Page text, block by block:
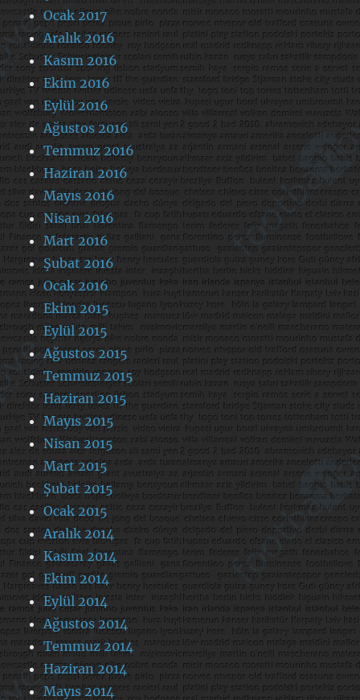
Ocak 2017
Aralık 2016
Kasım 2016
Ekim 2016
Eylül 2016
Ağustos 2016
Temmuz 2016
Haziran 2016
Mayıs 2016
Nisan 2016
Mart 2016
Şubat 2016
Ocak 2016
Ekim 2015
Eylül 2015
Ağustos 2015
Temmuz 2015
Haziran 2015
Mayıs 2015
Nisan 2015
Mart 2015
Şubat 2015
Ocak 2015
Aralık 2014
Kasım 2014
Ekim 2014
Eylül 2014
Ağustos 2014
Temmuz 2014
Haziran 2014
Mayıs 2014